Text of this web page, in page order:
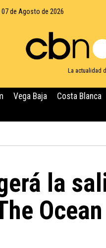
07 de Agosto de 2026
La actualidad
Vega Baja Costa Blanca
la